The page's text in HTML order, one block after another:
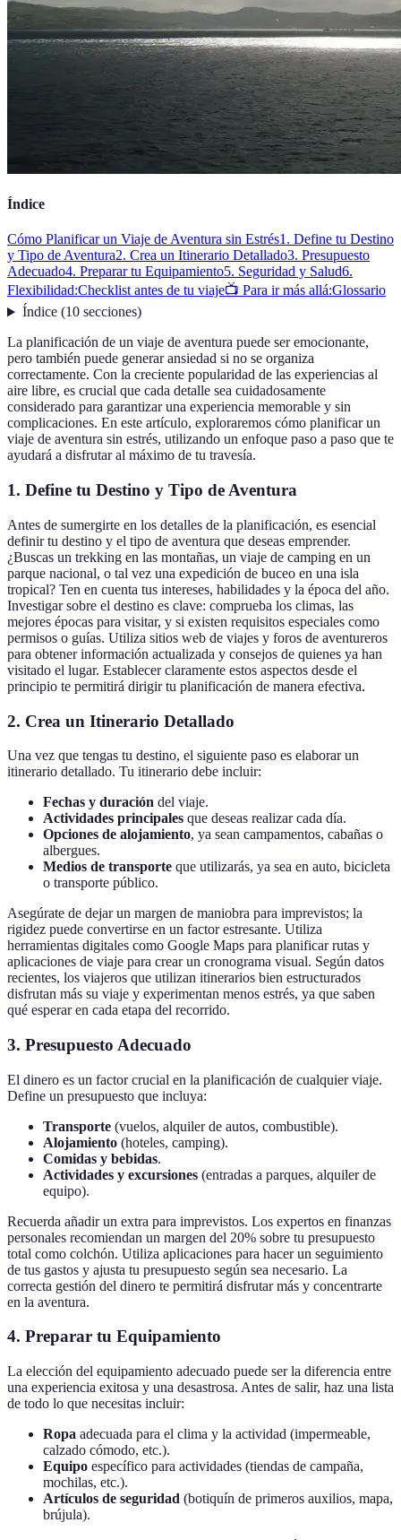
Índice
Cómo Planificar un Viaje de Aventura sin Estrés1. Define tu Destino
y Tipo de Aventura2. Crea un Itinerario Detallado3. Presupuesto
Adecuado4. Preparar tu Equipamiento5. Seguridad y Salud6.
Flexibilidad:Checklist antes de tu viaje📺 Para ir más allá:Glossario
Índice(10 secciones)
La planificación de un viaje de aventura puede ser emocionante,
pero también puede generar ansiedad si no se organiza
correctamente. Con la creciente popularidad de las experiencias al
aire libre, es crucial que cada detalle sea cuidadosamente
considerado para garantizar una experiencia memorable y sin
complicaciones. En este artículo, exploraremos cómo planificar un
viaje de aventura sin estrés, utilizando un enfoque paso a paso que te
ayudará a disfrutar al máximo de tu travesía.
1. Define tu Destino y Tipo de Aventura
Antes de sumergirte en los detalles de la planificación, es esencial
definir tu destino y el tipo de aventura que deseas emprender.
¿Buscas un trekking en las montañas, un viaje de camping en un
parque nacional, o tal vez una expedición de buceo en una isla
tropical? Ten en cuenta tus intereses, habilidades y la época del año.
Investigar sobre el destino es clave: comprueba los climas, las
mejores épocas para visitar, y si existen requisitos especiales como
permisos o guías. Utiliza sitios web de viajes y foros de aventureros
para obtener información actualizada y consejos de quienes ya han
visitado el lugar. Establecer claramente estos aspectos desde el
principio te permitirá dirigir tu planificación de manera efectiva.
2. Crea un Itinerario Detallado
Una vez que tengas tu destino, el siguiente paso es elaborar un
itinerario detallado. Tu itinerario debe incluir:
Fechas y duración del viaje.
Actividades principales que deseas realizar cada día.
Opciones de alojamiento, ya sean campamentos, cabañas o
albergues.
Medios de transporte que utilizarás, ya sea en auto, bicicleta
o transporte público.
Asegúrate de dejar un margen de maniobra para imprevistos; la
rigidez puede convertirse en un factor estresante. Utiliza
herramientas digitales como Google Maps para planificar rutas y
aplicaciones de viaje para crear un cronograma visual. Según datos
recientes, los viajeros que utilizan itinerarios bien estructurados
disfrutan más su viaje y experimentan menos estrés, ya que saben
qué esperar en cada etapa del recorrido.
3. Presupuesto Adecuado
El dinero es un factor crucial en la planificación de cualquier viaje.
Define un presupuesto que incluya:
Transporte (vuelos, alquiler de autos, combustible).
Alojamiento (hoteles, camping).
Comidas y bebidas.
Actividades y excursiones (entradas a parques, alquiler de
equipo).
Recuerda añadir un extra para imprevistos. Los expertos en finanzas
personales recomiendan un margen del 20% sobre tu presupuesto
total como colchón. Utiliza aplicaciones para hacer un seguimiento
de tus gastos y ajusta tu presupuesto según sea necesario. La
correcta gestión del dinero te permitirá disfrutar más y concentrarte
en la aventura.
4. Preparar tu Equipamiento
La elección del equipamiento adecuado puede ser la diferencia entre
una experiencia exitosa y una desastrosa. Antes de salir, haz una lista
de todo lo que necesitas incluir:
Ropa adecuada para el clima y la actividad (impermeable,
calzado cómodo, etc.).
Equipo específico para actividades (tiendas de campaña,
mochilas, etc.).
Artículos de seguridad (botiquín de primeros auxilios, mapa,
brújula).